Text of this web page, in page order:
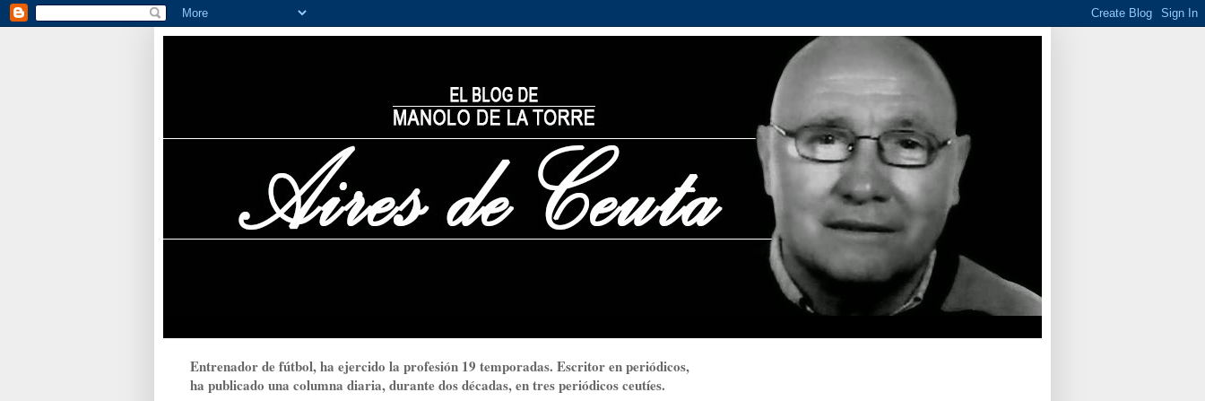
Entrenador de fútbol, ha ejercido la profesión 19 temporadas. Escritor en periódicos,
ha publicado una columna diaria, durante dos décadas, en tres periódicos ceutíes.